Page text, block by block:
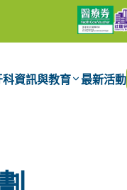
科資訊與教育 最新活動